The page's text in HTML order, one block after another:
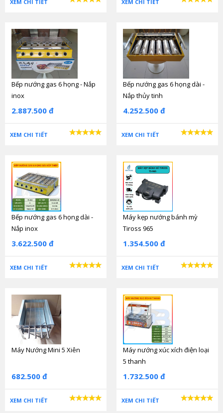
XEM CHI TIẾT XEM CHI TIẾT
Bếp nướng gas 6 họng - Nắp
inox
2.887.500 đ
XEM CHI TIẾT
Bếp nướng gas 6 họng dài -
Nắp thủy tinh
4.252.500 đ
XEM CHI TIẾT
Bếp nướng gas 6 họng dài -
Nắp inox
3.622.500 đ
XEM CHI TIẾT
Máy kẹp nướng bánh mỳ
Tiross 965
1.354.500 đ
XEM CHI TIẾT
Máy Nướng Mini 5 Xiên
682.500 đ
XEM CHI TIẾT
Máy nướng xúc xích điện loại
5 thanh
1.732.500 đ
XEM CHI TIẾT